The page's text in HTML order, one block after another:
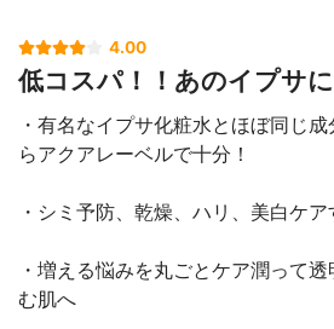
4.00
低コスパ！！あのイプサ
・有名なイプサ化粧水とほぼ同じ
らアクアレーベルで十分！
・シミ予防、乾燥、ハリ、美白ケ
・増える悩みを丸ごとケア潤って
む肌へ